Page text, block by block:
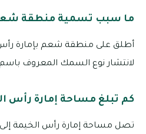
ما سبب تسمية منطقة شعم
أطلق على منطقة شعم بإمارة
لانتشار نوع السمك المعروف
كم تبلغ مساحة إمارة رأس
تصل مساحة إمارة رأس الخيمة إلى 2,486 كيلو متر مربع تقريبًا.